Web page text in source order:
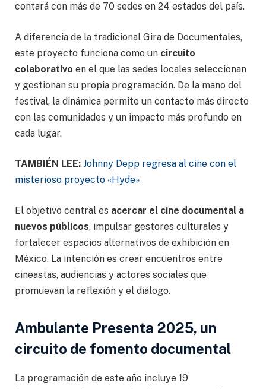
contará con más de 70 sedes en 24 estados del país.
A diferencia de la tradicional Gira de Documentales,
este proyecto funciona como un circuito
colaborativo en el que las sedes locales seleccionan
y gestionan su propia programación. De la mano del
festival, la dinámica permite un contacto más directo
con las comunidades y un impacto más profundo en
cada lugar.
TAMBIÉN LEE: Johnny Depp regresa al cine con el
misterioso proyecto «Hyde»
El objetivo central es acercar el cine documental a
nuevos públicos, impulsar gestores culturales y
fortalecer espacios alternativos de exhibición en
México. La intención es crear encuentros entre
cineastas, audiencias y actores sociales que
promuevan la reflexión y el diálogo.
Ambulante Presenta 2025, un
circuito de fomento documental
La programación de este año incluye 19